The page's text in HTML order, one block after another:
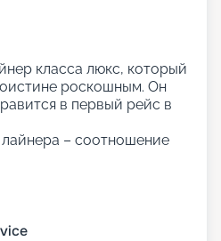
класса люкс, который
роскошным. Он
в первый рейс в
лайнера – соотношение
1, что позволяет уделить
индивидуальный сервис.
гибридные